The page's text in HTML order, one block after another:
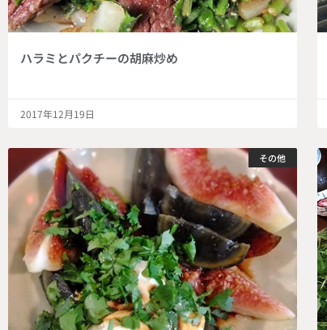
ハラミとパクチーの胡麻炒め
2017年12月19日
その他